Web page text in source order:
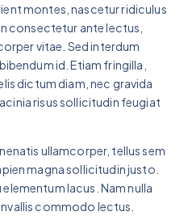
montes, nascetur ridiculus
consectetur ante lectus,
vitae. Sed interdum
id. Etiam fringilla,
dictum diam, nec gravida
risus sollicitudin feugiat
ullamcorper, tellus sem
magna sollicitudin justo.
lacus. Nam nulla
commodo lectus.